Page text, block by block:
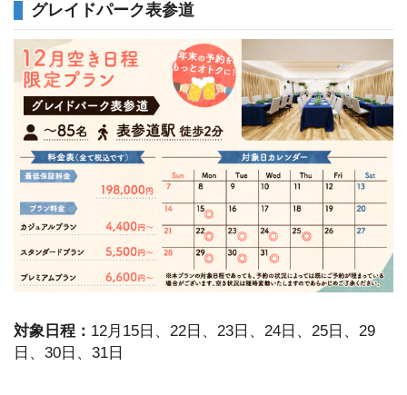
グレイドパーク表参道
対象日程： 12月15日、22日、23日、24日、25日、29
日、30日、31日